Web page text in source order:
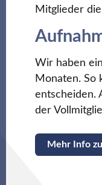
Mitglieder
Wir haben
Monaten. So
entscheiden.
der
Mehr Info